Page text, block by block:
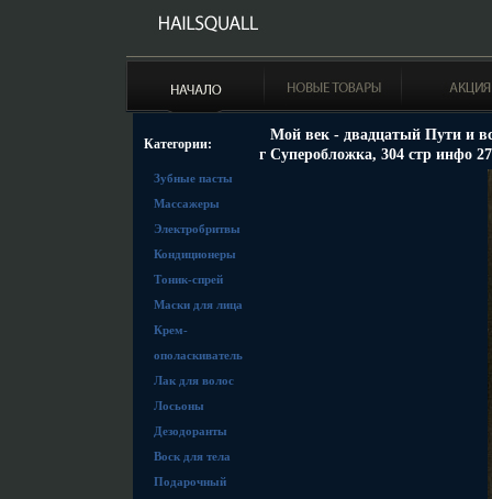
Категории:
Зубные пасты
Массажеры
Электробритвы
Кондиционеры
Тоник-спрей
Маски для лица
Крем-
ополаскиватель
Лак для волос
Лосьоны
Дезодоранты
Воск для тела
Подарочный
Мой век - двадцатый Пути и
г Суперобложка, 304 стр инфо